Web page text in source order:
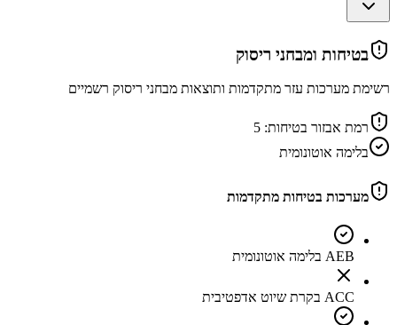
בטיחות ומבחני ריסוק
רשימת מערכות עזר מתקדמות ותוצאות מבחני ריסוק רשמיים
רמת אבזור בטיחות: 5
בלימה אוטונומית
מערכות בטיחות מתקדמות
AEB בלימה אוטונומית
ACC בקרת שיוט אדפטיבית